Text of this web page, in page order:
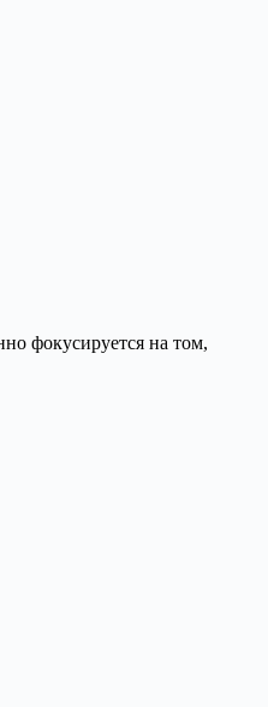
фокусируется на том,